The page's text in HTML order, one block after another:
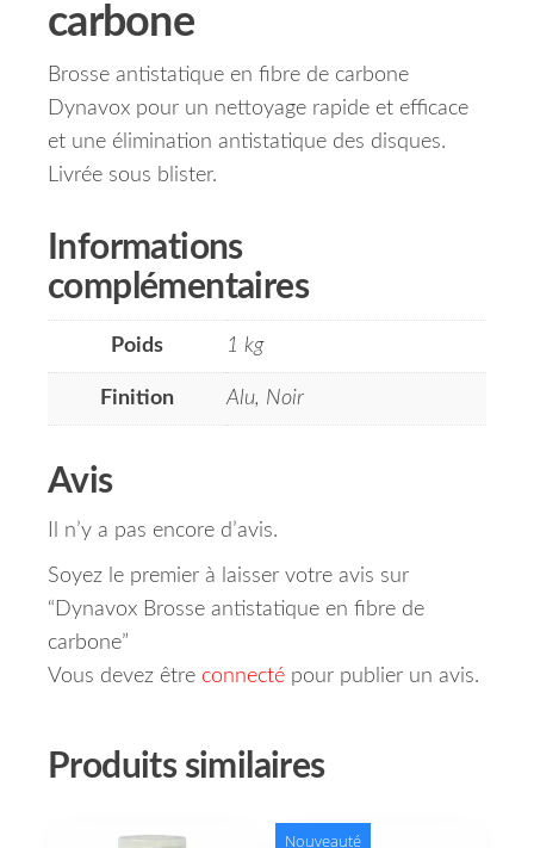
carbone
Brosse antistatique en fibre de carbone
Dynavox pour un nettoyage rapide et efficace
et une élimination antistatique des disques.
Livrée sous blister.
Informations
complémentaires
Poids 1 kg
Finition Alu, Noir
Avis
Il n’y a pas encore d’avis.
Soyez le premier à laisser votre avis sur
“Dynavox Brosse antistatique en fibre de
carbone”
Vous devez être connecté pour publier un avis.
Produits similaires
Nouveauté